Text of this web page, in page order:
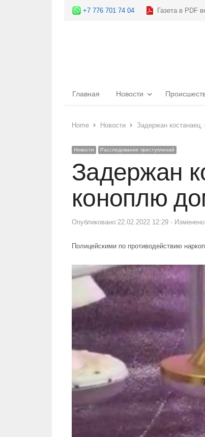
+7 776 701 74 04 Газета в PDF
Главная Новости
Home
Новости Задержан
Новости Расследование преступлений
Задержан
коноплю
Опубликовано:22.02.2022 12:29
Полицейскими по противодействию